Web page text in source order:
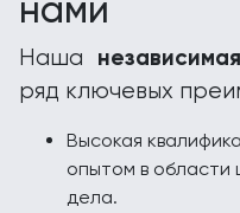
нами
Наша
ряд ключевых
Высокая
опытом в области
дела.